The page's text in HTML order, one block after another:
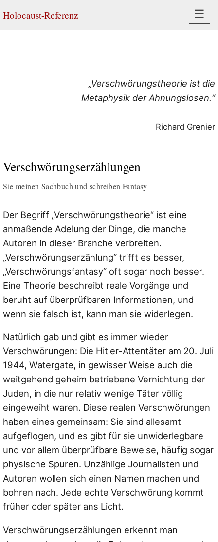
Holocaust-Referenz ☰
„Verschwörungstheorie ist die
Metaphysik der Ahnungslosen.“
Richard Grenier
Verschwörungserzählungen
Sie meinen Sachbuch und schreiben Fantasy
Der Begriff „Verschwörungstheorie“ ist eine
anmaßende Adelung der Dinge, die manche
Autoren in dieser Branche verbreiten.
„Verschwörungserzählung“ trifft es besser,
„Verschwörungsfantasy“ oft sogar noch besser.
Eine Theorie beschreibt reale Vorgänge und
beruht auf überprüfbaren Informationen, und
wenn sie falsch ist, kann man sie widerlegen.
Natürlich gab und gibt es immer wieder
Verschwörungen: Die Hitler-Attentäter am 20. Juli
1944, Watergate, in gewisser Weise auch die
weitgehend geheim betriebene Vernichtung der
Juden, in die nur relativ wenige Täter völlig
eingeweiht waren. Diese realen Verschwörungen
haben eines gemeinsam: Sie sind allesamt
aufgeflogen, und es gibt für sie unwiderlegbare
und vor allem überprüfbare Beweise, häufig sogar
physische Spuren. Unzählige Journalisten und
Autoren wollen sich einen Namen machen und
bohren nach. Jede echte Verschwörung kommt
früher oder später ans Licht.
Verschwörungserzählungen erkennt man